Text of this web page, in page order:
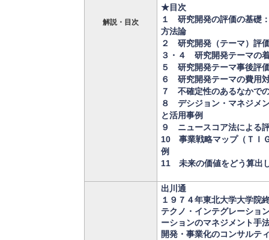
解説・目次
★目次
１ 研究開発の評価の基礎
方法論
２ 研究開発（テーマ）評
３・４ 研究開発テーマの
５ 研究開発テーマ事後評
６ 研究開発テーマの費用
７ 不確定性のあるなかで
８ デシジョン・マネジメ
と活用事例
９ ニュースコア法による
10 事業戦略マップ（ＴＩ
例
11 未来の価値をどう算出
出川通
１９７４年東北大学大学院
テクノ・インテグレーショ
ーションのマネジメント手
開発・事業化のコンサルテ